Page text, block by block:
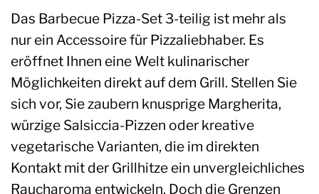
Das Barbecue Pizza-Set 3-teilig ist mehr als
nur ein Accessoire für Pizzaliebhaber. Es
eröffnet Ihnen eine Welt kulinarischer
Möglichkeiten direkt auf dem Grill. Stellen Sie
sich vor, Sie zaubern knusprige Margherita,
würzige Salsiccia-Pizzen oder kreative
vegetarische Varianten, die im direkten
Kontakt mit der Grillhitze ein unvergleichliches
Raucharoma entwickeln. Doch die Grenzen